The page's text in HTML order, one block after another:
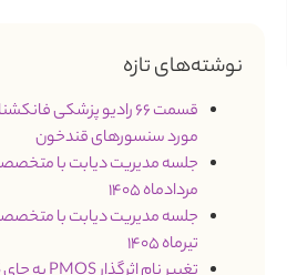
نوشته‌های تازه
قسمت 66 رادیو پزشکی
مورد سنسورهای قندخون
مردادماه 1405
تیرماه 1405